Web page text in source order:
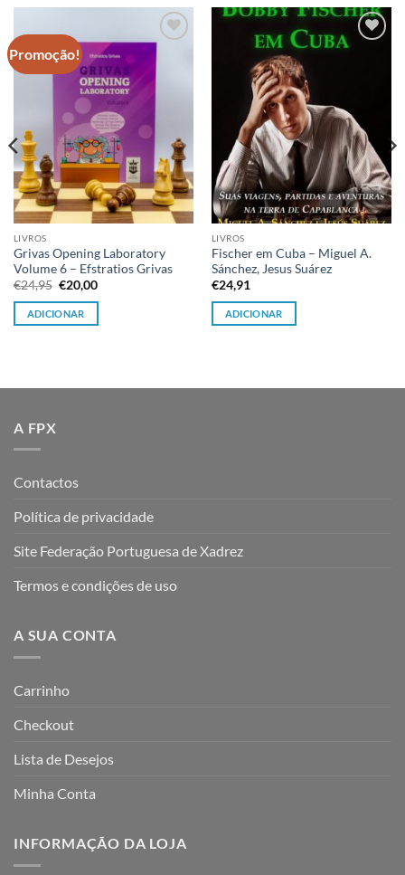
Promoção!
Adicionar
à lista de
LIVROS
Grivas Opening Laboratory
Volume 6 – Efstratios Grivas
€24,95 O
preço
original
era:
€20,00O
atual
ADICIONAR
Adicionar
LIVROS
Fischer em Cuba – Miguel A.
Sánchez, Jesus Suárez
€24,91
ADICIONAR
A FPX
Contactos
Política de privacidade
Site Federação Portuguesa de Xadrez
Termos e condições de uso
A SUA CONTA
Carrinho
Checkout
Lista de Desejos
Minha Conta
INFORMAÇÃO DA LOJA